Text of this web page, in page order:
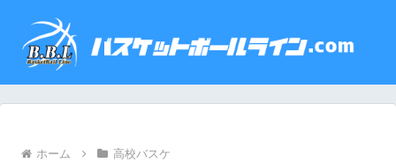
ホーム 高校バスケ